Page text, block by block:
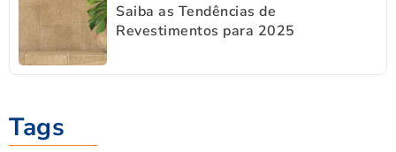
Saiba as Tendências de
Revestimentos para 2025
Tags